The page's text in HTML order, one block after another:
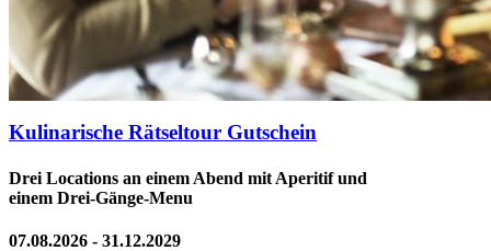
Kulinarische Rätseltour Gutschein
Drei Locations an einem Abend mit Aperitif und
einem Drei-Gänge-Menu
07.08.2026 - 31.12.2029